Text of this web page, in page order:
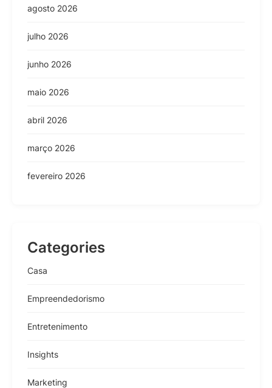
agosto 2026
julho 2026
junho 2026
maio 2026
abril 2026
março 2026
fevereiro 2026
Categories
Casa
Empreendedorismo
Entretenimento
Insights
Marketing